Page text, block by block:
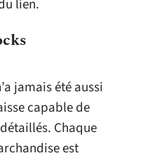
lien.
jamais été aussi
capable de
Chaque
est